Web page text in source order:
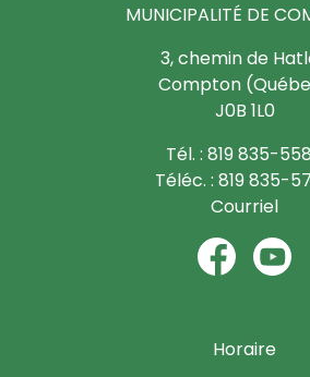
MUNICIPALITÉ DE
3, chemin de
Compton
J0B 1L0
Tél. : 819 835-
Téléc. : 819 835-
Courriel
Horaire